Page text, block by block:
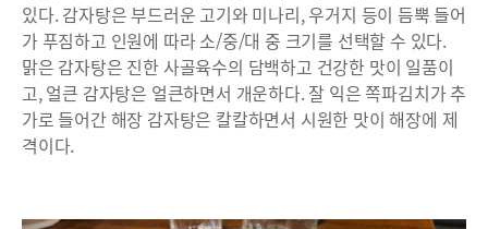
있다. 감자탕은 부드러운 고기와 미나리, 우거지 등이 듬뿍 들어
가 푸짐하고 인원에 따라 소/중/대 중 크기를 선택할 수 있다.
맑은 감자탕은 진한 사골육수의 담백하고 건강한 맛이 일품이
고, 얼큰 감자탕은 얼큰하면서 개운하다. 잘 익은 쪽파김치가 추
가로 들어간 해장 감자탕은 칼칼하면서 시원한 맛이 해장에 제
격이다.